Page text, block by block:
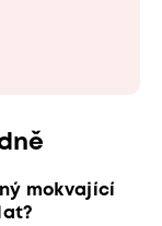
mokvající